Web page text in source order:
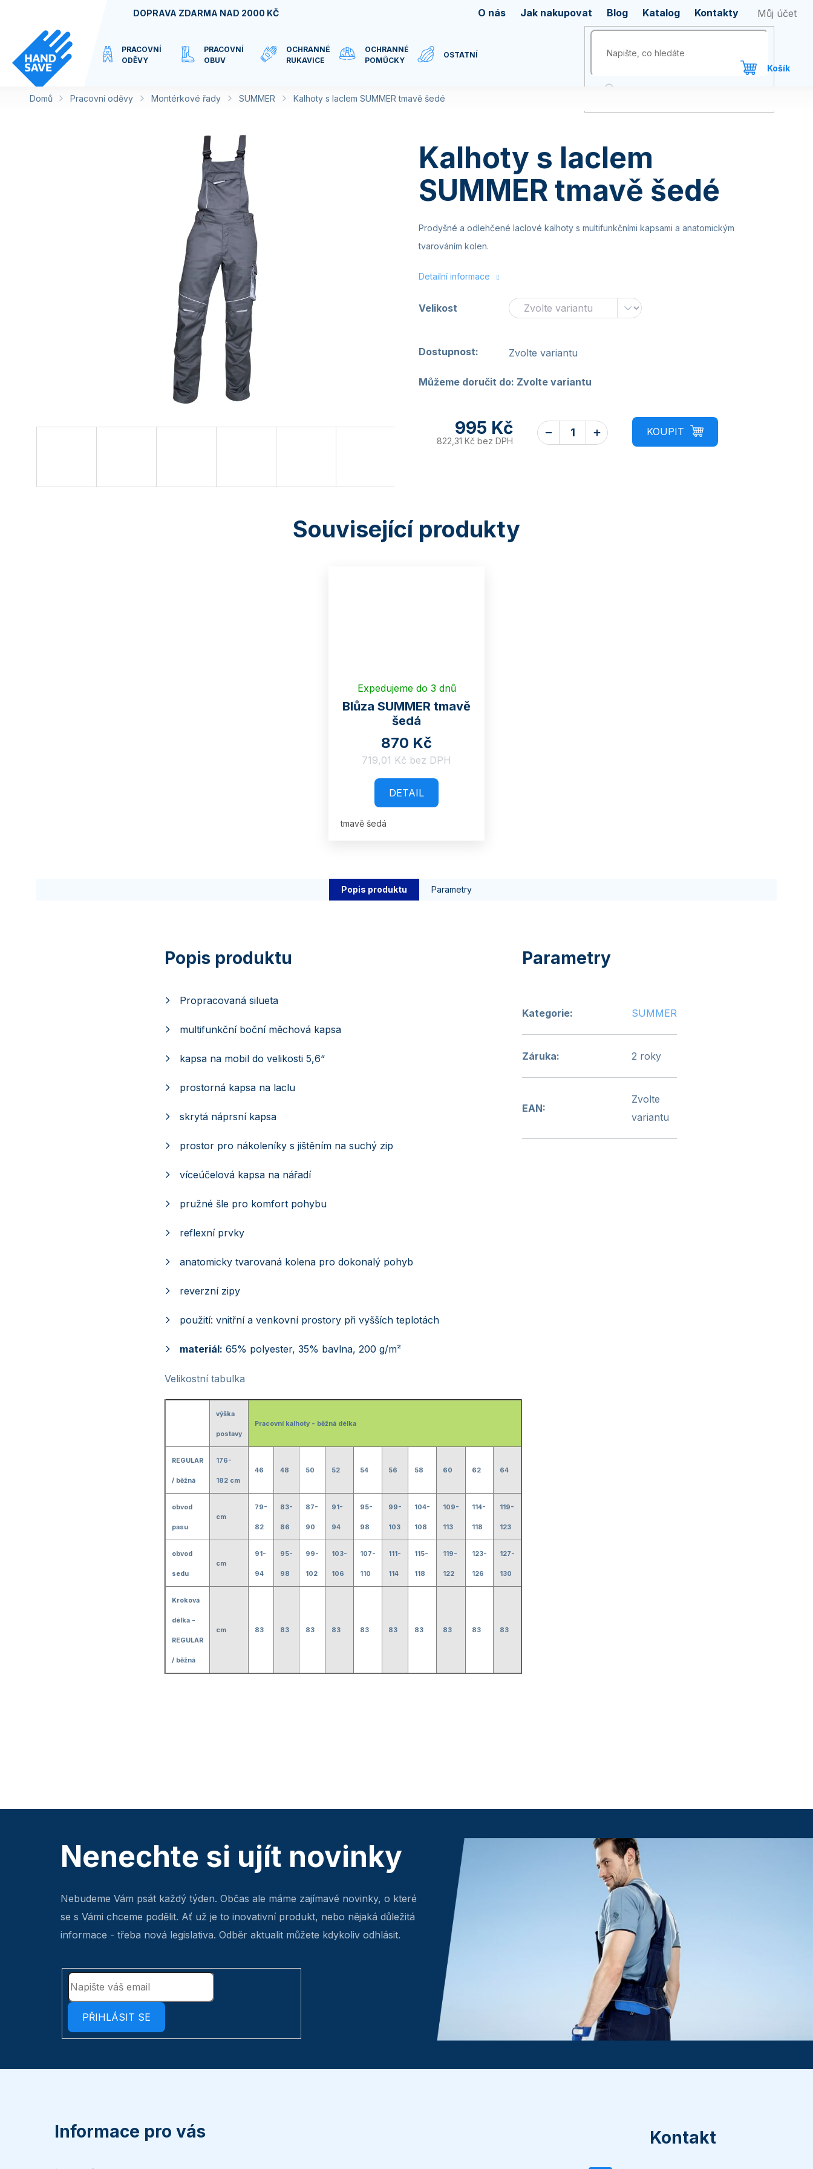
DOPRAVA ZDARMA NAD 2000 KČ O nás Jak nakupovat Blog Katalog Kontakty
PRACOVNÍ
ODĚVY
PRACOVNÍ
OBUV
OCHRANNÉ
RUKAVICE
OCHRANNÉ
POMŮCKY
OSTATNÍ
VIRTUÁLNÍ
Domů Pracovní oděvy Montérkové řady SUMMER Kalhoty s laclem SUMMER tmavě šedé
Kalhoty s laclem
SUMMER tmavě šedé
Prodyšné a odlehčené laclové kalhoty s multifunkčními kapsami a anatomickým
tvarováním kolen.
Detailní informace
Velikost
Dostupnost: Zvolte variantu
Můžeme doručit do: Zvolte variantu
995 Kč
822,31 Kč bez DPH
Související produkty
Expedujeme do 3 dnů
Blůza SUMMER tmavě
šedá
870 Kč
719,01 Kč bez DPH
DETAIL
tmavě šedá
Popis produktu Parametry
Propracovaná silueta
multifunkční boční měchová kapsa
kapsa na mobil do velikosti 5,6“
prostorná kapsa na laclu
skrytá náprsní kapsa
prostor pro nákoleníky s jištěním na suchý zip
víceúčelová kapsa na nářadí
pružné šle pro komfort pohybu
reflexní prvky
anatomicky tvarovaná kolena pro dokonalý pohyb
reverzní zipy
použití: vnitřní a venkovní prostory při vyšších teplotách
materiál: 65% polyester, 35% bavlna, 200 g/m²
Velikostní tabulka
výška
postavy
Pracovní kalhoty - běžná délka
REGULAR
/ běžná
176-
182 cm
46 48 50 52 54 56 58 60 62 64
obvod
pasu
cm
79-
82
83-
86
87-
90
91-
94
95-
98
99-
103
104-
108
109-
113
114-
118
119-
123
obvod
sedu
cm
91-
94
95-
98
99-
102
103-
106
107-
110
111-
114
115-
118
119-
122
123-
126
127-
130
Kroková
délka -
REGULAR
/ běžná
cm 83 83 83 83 83 83 83 83 83 83
Kategorie: SUMMER
Záruka: 2 roky
EAN:
Zvolte
variantu
Nenechte si ujít novinky
Nebudeme Vám psát každý týden. Občas ale máme zajímavé novinky, o které
se s Vámi chceme podělit. Ať už je to inovativní produkt, nebo nějaká důležitá
informace - třeba nová legislativa. Odběr aktualit můžete kdykoliv odhlásit.
PŘIHLÁSIT SE
Informace pro vás Kontakt